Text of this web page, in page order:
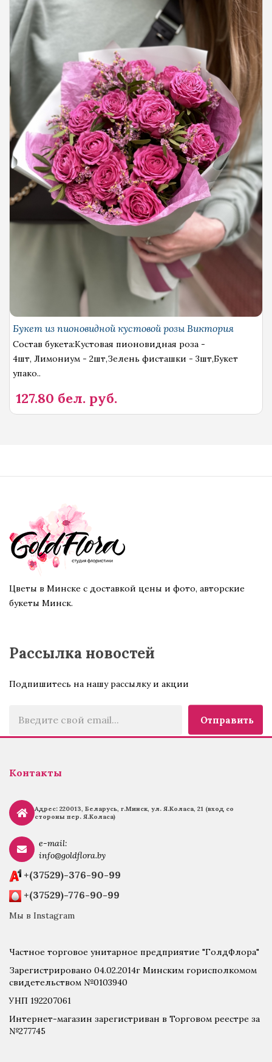
Букет из пионовидной кустовой розы Виктория
Состав букета:Кустовая пионовидная роза -
4шт, Лимониум - 2шт,Зелень фисташки - 3шт,Букет
упако..
127.80 бел. руб.
Цветы в Минске с доставкой цены и фото, авторские
букеты Минск.
Рассылка новостей
Подпишитесь на нашу рассылку и акции
Отправить
Контакты
Адрес: 220013, Беларусь, г.Минск, ул. Я.Коласа, 21 (вход со
стороны пер. Я.Коласа)
e-mail:
info@goldflora.by
+(37529)-376-90-99
+(37529)-776-90-99
Мы в Instagram
Частное торговое унитарное предприятие "ГолдФлора"
Зарегистрировано 04.02.2014г Минским горисполкомом
свидетельством №0103940
УНП 192207061
Интернет-магазин зарегистриван в Торговом реестре за
№277745